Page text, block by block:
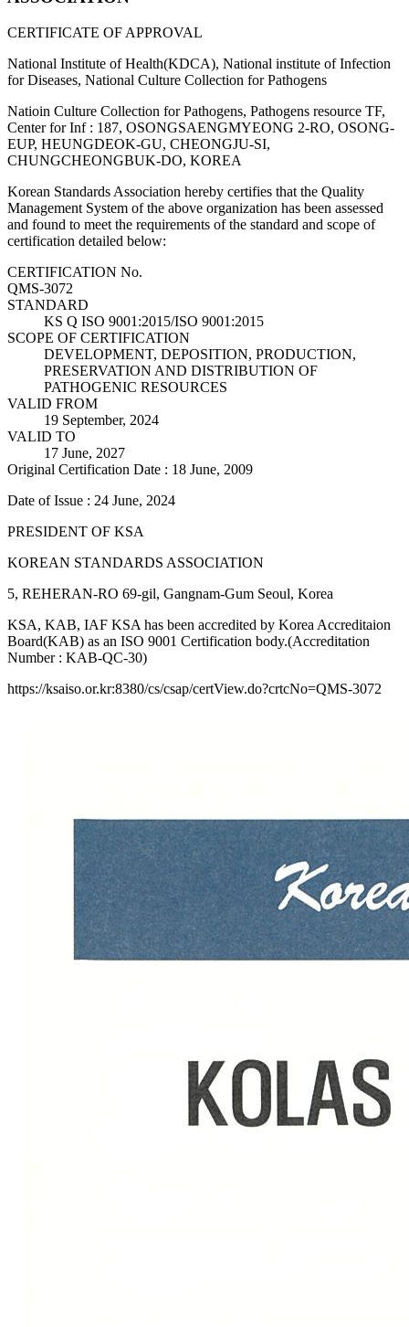
CERTIFICATE OF APPROVAL
National Institute of Health(KDCA), National institute of Infection
for Diseases, National Culture Collection for Pathogens
Natioin Culture Collection for Pathogens, Pathogens resource TF,
Center for Inf : 187, OSONGSAENGMYEONG 2-RO, OSONG-
EUP, HEUNGDEOK-GU, CHEONGJU-SI,
CHUNGCHEONGBUK-DO, KOREA
Korean Standards Association hereby certifies that the Quality
Management System of the above organization has been assessed
and found to meet the requirements of the standard and scope of
certification detailed below:
CERTIFICATION No.
QMS-3072
STANDARD
KS Q ISO 9001:2015/ISO 9001:2015
SCOPE OF CERTIFICATION
DEVELOPMENT, DEPOSITION, PRODUCTION,
PRESERVATION AND DISTRIBUTION OF
PATHOGENIC RESOURCES
VALID FROM
19 September, 2024
VALID TO
17 June, 2027
Original Certification Date : 18 June, 2009
Date of Issue : 24 June, 2024
PRESIDENT OF KSA
KOREAN STANDARDS ASSOCIATION
5, REHERAN-RO 69-gil, Gangnam-Gum Seoul, Korea
KSA, KAB, IAF KSA has been accredited by Korea Accreditaion
Board(KAB) as an ISO 9001 Certification body.(Accreditation
Number : KAB-QC-30)
https://ksaiso.or.kr:8380/cs/csap/certView.do?crtcNo=QMS-3072